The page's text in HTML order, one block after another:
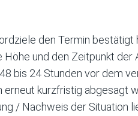
den Termin bestätigt
und den Zeitpunkt der
bis 24 Stunden vor dem
erneut kurzfristig abgesagt
/ Nachweis der Situation